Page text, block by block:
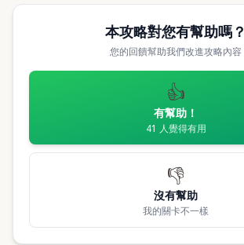
本攻略對您有幫助嗎？
您的回饋幫助我們改進攻略內容
👍
有幫助！
41 人覺得有用
👎
沒有幫助
我的關卡不一樣